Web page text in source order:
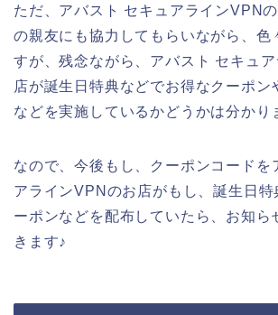
ただ、アバスト セキュアラインVPN
の親友にも協力してもらいながら、色
すが、残念ながら、アバスト セキュ
店が誕生日特典などでお得なクーポン
などを実施しているかどうかは分かり
なので、今後もし、クーポンコードを
アラインVPNのお店がもし、誕生日特
ーポンなどを配布していたら、お知ら
きます♪